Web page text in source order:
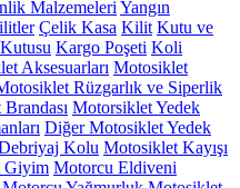
Malzemeleri Yangın
Çelik Kasa Kilit Kutu ve
Kargo Poşeti Koli
Aksesuarları Motosiklet
Rüzgarlık ve Siperlik
Motorsiklet Yedek
Diğer Motosiklet Yedek
Kolu Motosiklet Kayışı
Giyim Motorcu Eldiveni